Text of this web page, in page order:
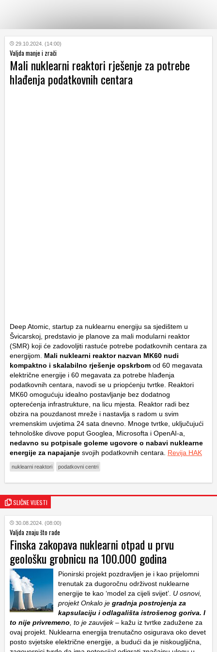
KATEGORIJE
HRVATSKI
WEB
29.10.2024. (14:00)
Valjda manje i zrači
Mali nuklearni reaktori rješenje za potrebe
hlađenja podatkovnih centara
Deep Atomic, startup za nuklearnu energiju sa sjedištem u
Švicarskoj, predstavio je planove za mali modularni reaktor
(SMR) koji će zadovoljiti rastuće potrebe podatkovnih centara za
energijom. Mali nuklearni reaktor nazvan MK60 nudi
kompaktno i skalabilno rješenje opskrbom od 60 megavata
električne energije i 60 megavata za potrebe hlađenja
podatkovnih centara, navodi se u priopćenju tvrtke. Reaktori
MK60 omogućuju idealno postavljanje bez dodatnog
opterećenja infrastrukture, na licu mjesta. Reaktor radi bez
obzira na pouzdanost mreže i nastavlja s radom u svim
vremenskim uvjetima 24 sata dnevno. Mnoge tvrtke, uključujući
tehnološke divove poput Googlea, Microsofta i OpenAI-a,
nedavno su potpisale goleme ugovore o nabavi nuklearne
energije za napajanje svojih podatkovnih centara. Revija HAK
nuklearni reaktori podatkovni centri
SLIČNE VIJESTI
30.08.2024. (08:00)
Valjda znaju što rade
Finska zakopava nuklearni otpad u prvu
geološku grobnicu na 100.000 godina
Pionirski projekt pozdravljen je i kao prijelomni
trenutak za dugoročnu održivost nuklearne
energije te kao ‘model za cijeli svijet’. U osnovi,
projekt Onkalo je gradnja postrojenja za
kapsulaciju i odlagališta istrošenog goriva. I
to nije privremeno, to je zauvijek – kažu iz tvrtke zadužene za
ovaj projekt. Nuklearna energija trenutačno osigurava oko devet
posto svjetske električne energije, a budući da je niskougljična,